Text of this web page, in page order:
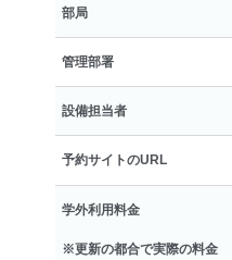
部局
管理部署
設備担当者
予約サイトのURL
学外利用料金
※更新の都合で実際の料金